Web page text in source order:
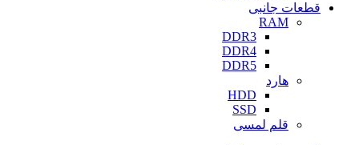
قطعات جانبی
RAM
DDR3
DDR4
DDR5
هارد
HDD
SSD
قلم لمسی